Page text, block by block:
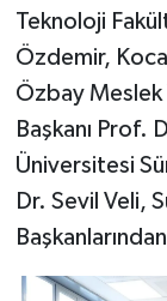
Teknoloji
Özdemir,
Özbay Meslek
Başkanı Prof.
Üniversitesi
Dr. Sevil Veli,